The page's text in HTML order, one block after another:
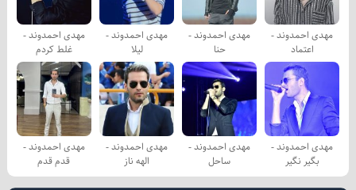
مهدی احمدوند -
اعتماد
مهدی احمدوند -
حنا
مهدی احمدوند -
لیلا
مهدی احمدوند -
غلط کردم
مهدی احمدوند -
بگیر نگیر
مهدی احمدوند -
ساحل
مهدی احمدوند -
الهه ناز
مهدی احمدوند -
قدم قدم